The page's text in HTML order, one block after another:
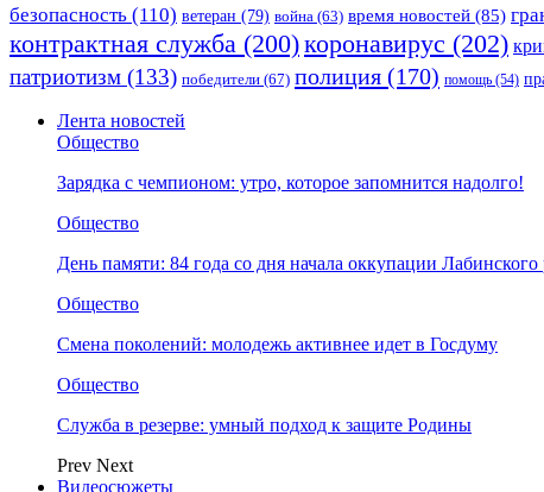
безопасность (110) ветеран (79) война (63) время новостей (85)
контрактная служба (200)коронавирус (202)
патриотизм (133) победители (67) полиция (170) помощь (54)
Лента новостей
Общество
Зарядка с чемпионом: утро, которое запомнится надолго!
Общество
День памяти: 84 года со дня начала оккупации Лабинского
Общество
Смена поколений: молодежь активнее идет в Госдуму
Общество
Служба в резерве: умный подход к защите Родины
Prev Next
Видеосюжеты